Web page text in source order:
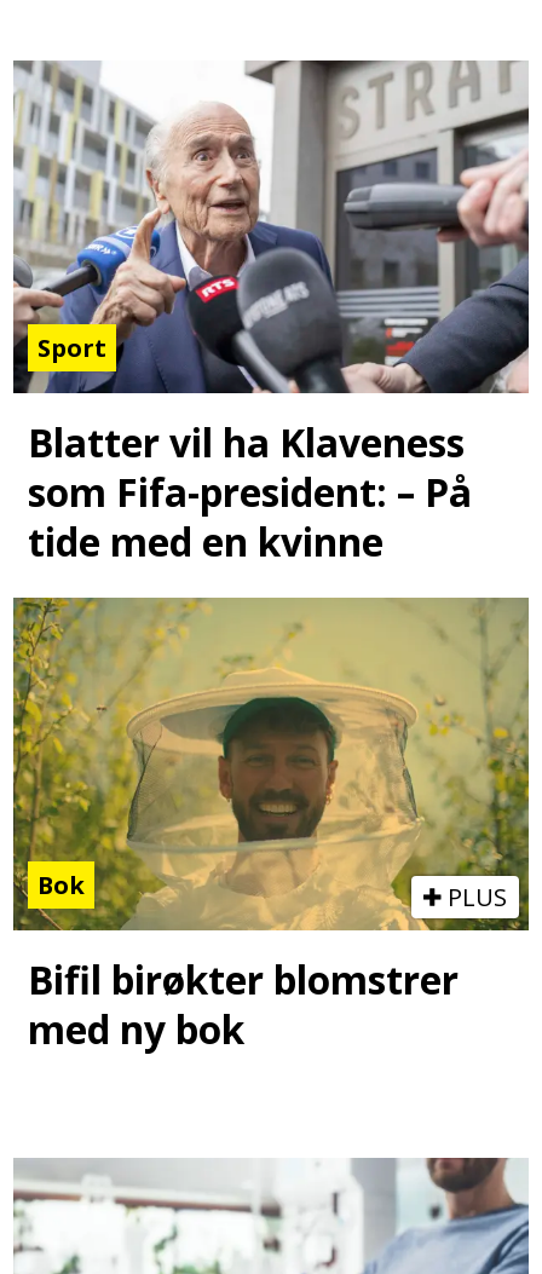
Sport
Blatter vil ha Klaveness
som Fifa-president: – På
tide med en kvinne
Bok PLUS
Bifil birøkter blomstrer
med ny bok